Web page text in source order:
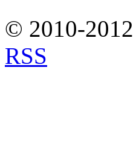
© 2010-2012
RSS